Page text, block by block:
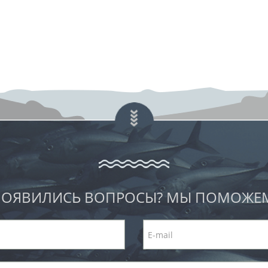
ВОПРОСЫ? МЫ